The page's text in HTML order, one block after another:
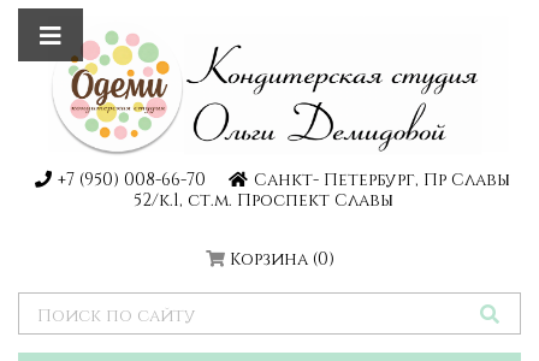
+7 (950) 008-66-70
Санкт- Петербург, Пр Славы
52/к.1, ст.м. Проспект Славы
Корзина (0)